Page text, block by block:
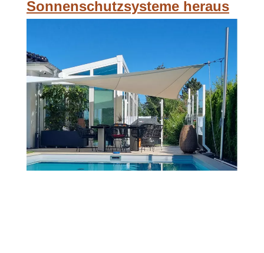
Sonnenschutzsysteme heraus